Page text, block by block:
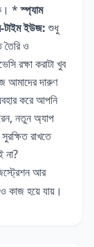
*স্প্যাম
টাইম ইউজ: শুধু
ও
রক্ষা করাটা খুব
আমাদের দারুণ
করে আপনি
নতুন অ্যাপ
রাখতে
না?
আর
কাজ হয়ে যায়।